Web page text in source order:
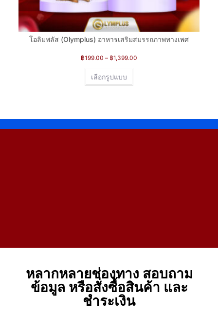
โอลิมพลัส (Olymplus) อาหารเสริมสมรรถภาพทางเพศ
฿199.00 – ฿1,399.00
เลือกรูปแบบ
หลากหลายช่องทาง สอบถาม
ข้อมูล หรือสั่งซื้อสินค้า และ
ชำระเงิน